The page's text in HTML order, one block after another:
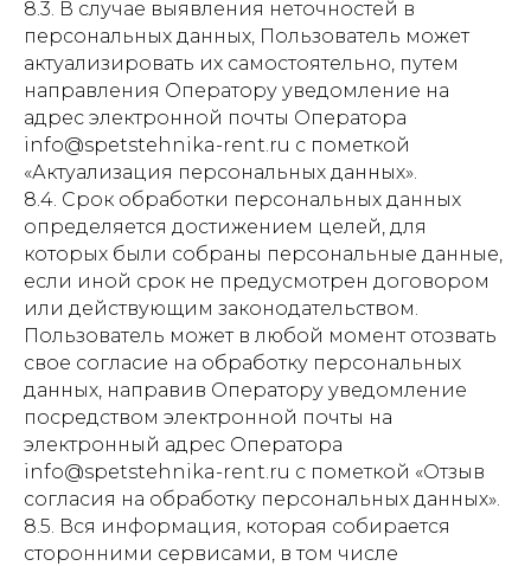
8.3. В случае выявления неточностей в
персональных данных, Пользователь может
актуализировать их самостоятельно, путем
направления Оператору уведомление на
адрес электронной почты Оператора
info@spetstehnika-rent.ru с пометкой
«Актуализация персональных данных».
8.4. Срок обработки персональных данных
определяется достижением целей, для
которых были собраны персональные данные,
если иной срок не предусмотрен договором
или действующим законодательством.
Пользователь может в любой момент отозвать
свое согласие на обработку персональных
данных, направив Оператору уведомление
посредством электронной почты на
электронный адрес Оператора
info@spetstehnika-rent.ru с пометкой «Отзыв
согласия на обработку персональных данных».
8.5. Вся информация, которая собирается
сторонними сервисами, в том числе